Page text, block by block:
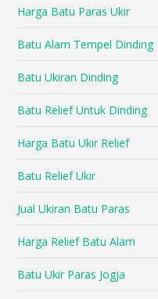
Harga Batu Paras Ukir
Batu Alam Tempel Dinding
Batu Ukiran Dinding
Batu Relief Untuk Dinding
Harga Batu Ukir Relief
Batu Relief Ukir
Jual Ukiran Batu Paras
Harga Relief Batu Alam
Batu Ukir Paras Jogja